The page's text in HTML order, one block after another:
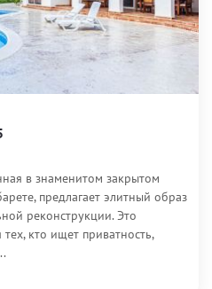
в знаменитом закрытом
предлагает элитный образ
реконструкции. Это
кто ищет приватность,